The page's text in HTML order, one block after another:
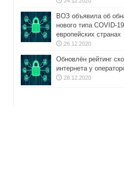
ВОЗ объявила об
нового типа COVID-
европейских странах
26.12.2020
Обновлён рейтинг
интернета у
28.12.2020